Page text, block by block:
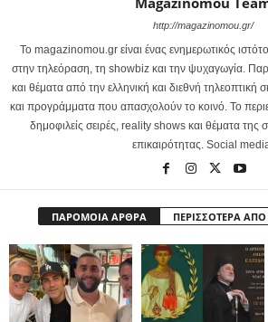
http://magazinomou.gr/
Το magazinomou.gr είναι ένας ενημερωτικός
στην τηλεόραση, τη showbiz και την ψυχαγωγία.
και θέματα από την ελληνική και διεθνή
και προγράμματα που απασχολούν το κοινό. Το
δημοφιλείς σειρές, reality shows και θέματα της
επικαιρότητας. Social
ΠΑΡΟΜΟΙΑ ΑΡΘΡΑ ΠΕΡΙΣΣΟΤΕΡΑ